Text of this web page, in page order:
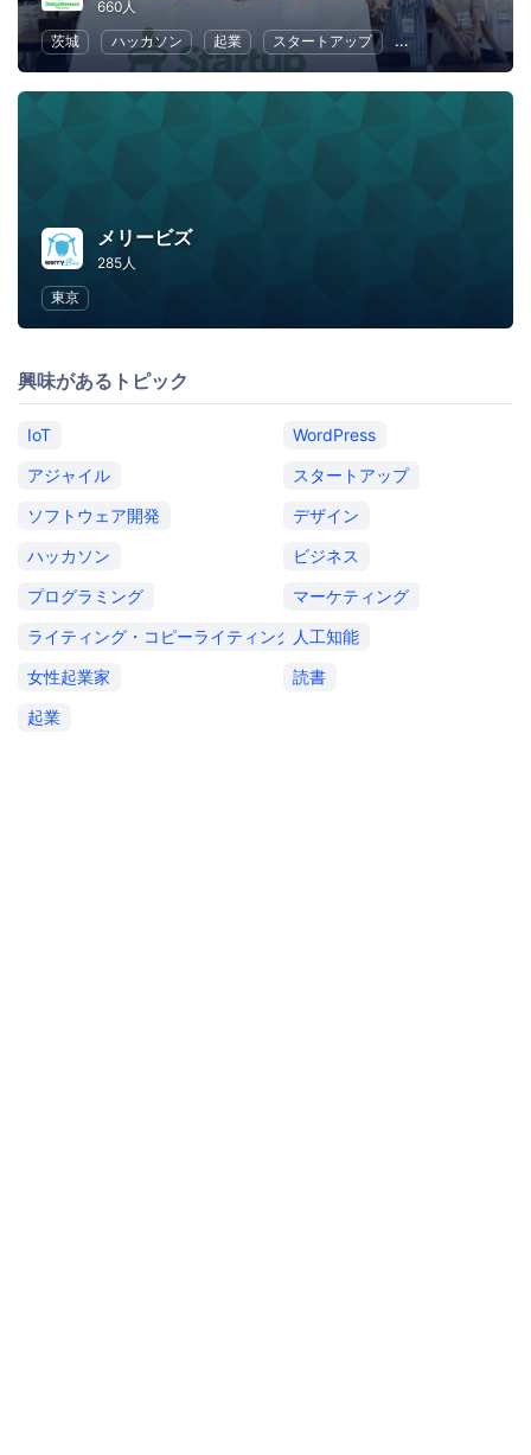
660人
茨城
ハッカソン 起業 スタートアップ デザイン マー
メリービズ
285人
東京
興味があるトピック
IoT
WordPress
アジャイル
スタートアップ
ソフトウェア開発
デザイン
ハッカソン
ビジネス
プログラミング
マーケティング
ライティング・コピーライティング
人工知能
女性起業家
読書
起業